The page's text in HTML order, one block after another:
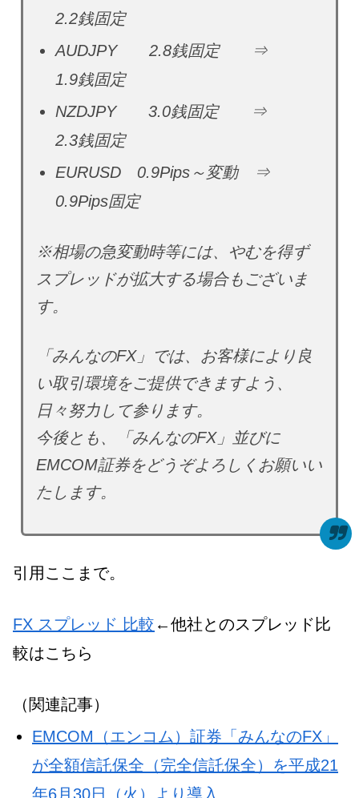
2.2銭固定
AUDJPY 2.8銭固定 ⇒
1.9銭固定
NZDJPY 3.0銭固定 ⇒
2.3銭固定
EURUSD 0.9Pips～変動 ⇒
0.9Pips固定
※相場の急変動時等には、やむを得ず
スプレッドが拡大する場合もございま
す。
「みんなのFX」では、お客様により良
い取引環境をご提供できますよう、
日々努力して参ります。
今後とも、「みんなのFX」並びに
EMCOM証券をどうぞよろしくお願いい
たします。
引用ここまで。
FX スプレッド 比較 ←他社とのスプレッド比
較はこちら
（関連記事）
EMCOM（エンコム）証券「みんなのFX」
が全額信託保全（完全信託保全）を平成21
年6月30日（火）より導入